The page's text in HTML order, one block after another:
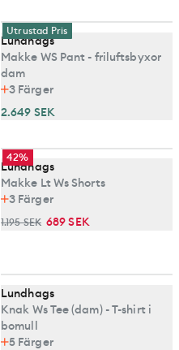
Utrustad Pris
Lundhags
Makke WS Pant - friluftsbyxor
dam
3 Färger
2.649 SEK
42%
Lundhags
Makke Lt Ws Shorts
3 Färger
1.195 SEK 689 SEK
Lundhags
Knak Ws Tee (dam) - T-shirt i
bomull
5 Färger